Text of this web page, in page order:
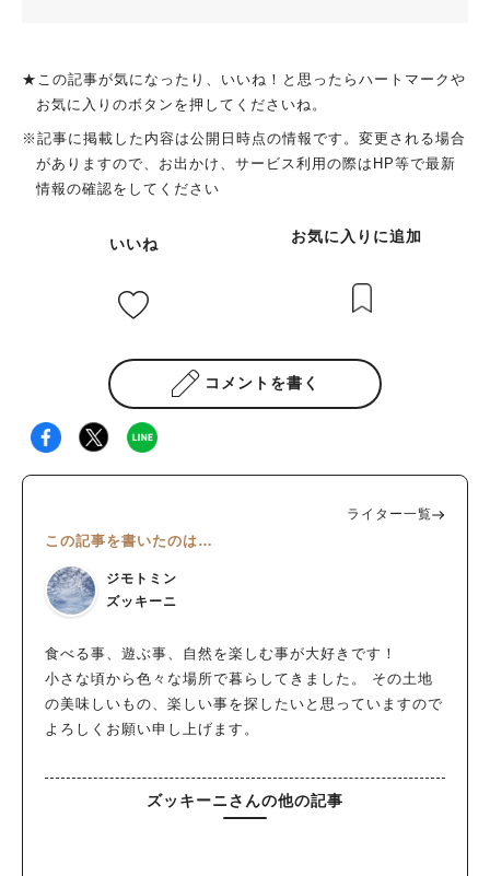
★この記事が気になったり、いいね！と思ったらハートマークや
お気に入りのボタンを押してくださいね。
※記事に掲載した内容は公開日時点の情報です。変更される場合
がありますので、お出かけ、サービス利用の際はHP等で最新
情報の確認をしてください
いいね お気に入りに追加
コメントを書く
ライター一覧
この記事を書いたのは…
ジモトミン
ズッキーニ
食べる事、遊ぶ事、自然を楽しむ事が大好きです！
小さな頃から色々な場所で暮らしてきました。 その土地
の美味しいもの、楽しい事を探したいと思っていますので
よろしくお願い申し上げます。
ズッキーニさんの他の記事